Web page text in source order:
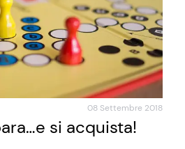
08 Settembre 2018
si acquista!